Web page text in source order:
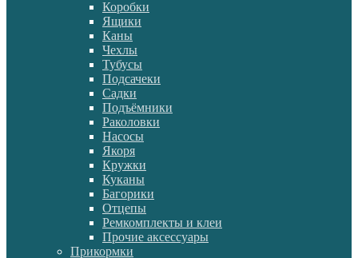
Коробки
Ящики
Каны
Чехлы
Тубусы
Подсачеки
Садки
Подъёмники
Раколовки
Насосы
Якоря
Кружки
Куканы
Багорики
Отцепы
Ремкомплекты и клеи
Прочие аксессуары
Прикормки